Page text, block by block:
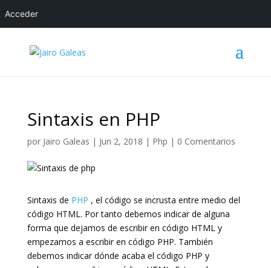
Acceder
Sintaxis en PHP
por Jairo Galeas | Jun 2, 2018 | Php | 0 Comentarios
Sintaxis de PHP , el código se incrusta entre medio del
código HTML. Por tanto debemos indicar de alguna
forma que dejamos de escribir en código HTML y
empezamos a escribir en código PHP. También
debemos indicar dónde acaba el código PHP y